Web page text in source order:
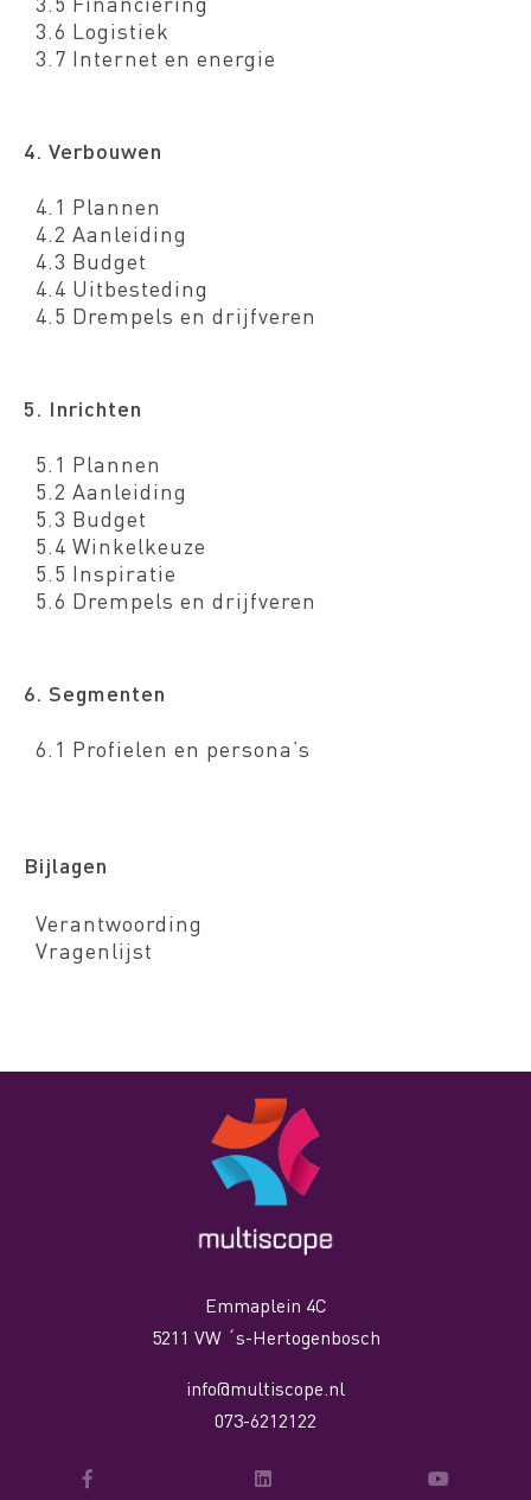
3.6 Logistiek
3.7 Internet en energie
4. Verbouwen
4.1 Plannen
4.2 Aanleiding
4.3 Budget
4.4 Uitbesteding
4.5 Drempels en drijfveren
5. Inrichten
5.1 Plannen
5.2 Aanleiding
5.3 Budget
5.4 Winkelkeuze
5.5 Inspiratie
5.6 Drempels en drijfveren
6. Segmenten
6.1 Profielen en persona’s
Bijlagen
Verantwoording
Vragenlijst
Emmaplein 4C
5211 VW ´s-Hertogenbosch
info@multiscope.nl
073-6212122